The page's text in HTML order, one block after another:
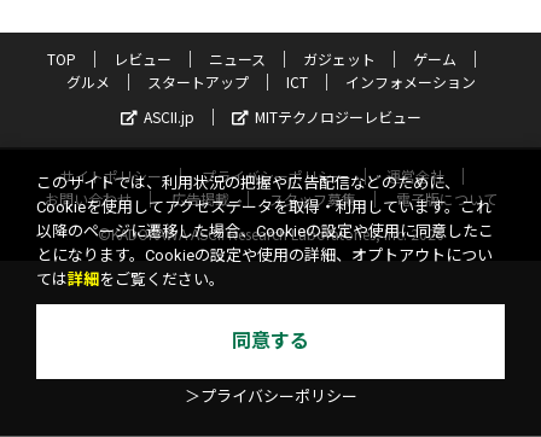
TOP レビュー ニュース ガジェット
ゲーム
グルメ
スタートアップ ICT
インフォメーション
ASCII.jp
MITテクノロジーレビュー
サイトポリシー プライバシーポリシー
運営会社
お問い合わせ
広告掲載 スタッフ募集
電子版について
©KADOKAWA ASCII Research Laboratories, Inc. 2026
このサイトでは、利用状況の把握や広告配信などのために、
Cookieを使用してアクセスデータを取得・利用しています。これ
以降のページに遷移した場合、Cookieの設定や使用に同意したこ
とになります。Cookieの設定や使用の詳細、オプトアウトについ
ては詳細 をご覧ください。
同意する
＞プライバシーポリシー